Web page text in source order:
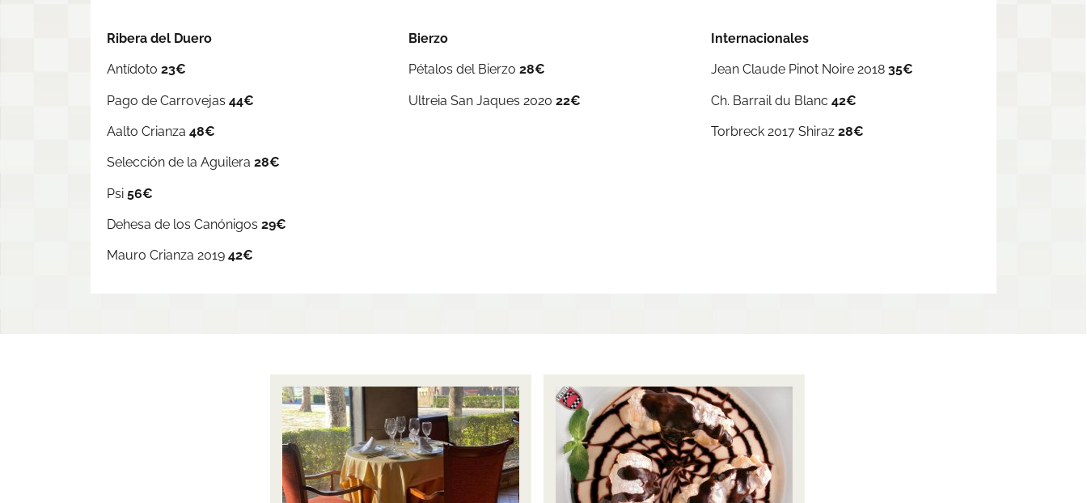
Ribera del Duero
Antídoto 23€
Pago de Carrovejas 44€
Aalto Crianza 48€
Selección de la Aguilera 28€
Psi 56€
Dehesa de los Canónigos 29€
Mauro Crianza 2019 42€
Bierzo
Pétalos del Bierzo28€
Ultreia San Jaques 202022€
Internacionales
Jean Claude Pinot Noire 2018 35€
Ch. Barrail du Blanc 42€
Torbreck 2017 Shiraz 28€